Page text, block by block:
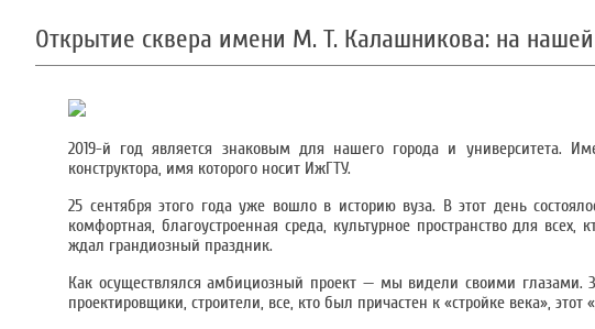
Открытие сквера имени М. Т. Калашникова: на
2019-й год является знаковым для нашего города и университета.
конструктора, имя которого носит ИжГТУ.
25 сентября этого года уже вошло в историю вуза. В этот день
комфортная, благоустроенная среда, культурное пространство для
ждал грандиозный праздник.
Как осуществлялся амбициозный проект — мы видели своими глазами.
проектировщики, строители, все, кто был причастен к «стройке века»,